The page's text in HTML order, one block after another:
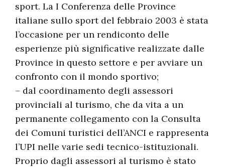
sport. La I Conferenza delle Province
italiane sullo sport del febbraio 2003 è stata
l’occasione per un rendiconto delle
esperienze più significative realizzate dalle
Province in questo settore e per avviare un
confronto con il mondo sportivo;
– dal coordinamento degli assessori
provinciali al turismo, che da vita a un
permanente collegamento con la Consulta
dei Comuni turistici dell’ANCI e rappresenta
l’UPI nelle varie sedi tecnico-istituzionali.
Proprio dagli assessori al turismo è stato